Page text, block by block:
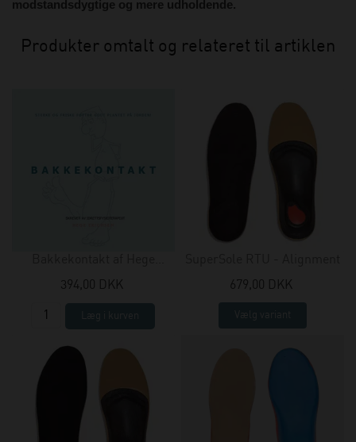
modstandsdygtige og mere udholdende.
Produkter omtalt og relateret til artiklen
Erichsen
394,00 DKK
679,00 DKK